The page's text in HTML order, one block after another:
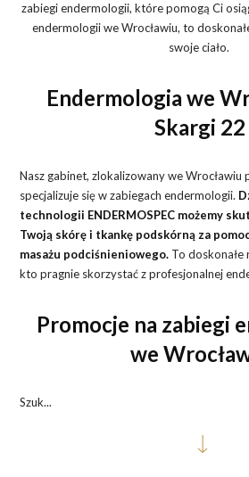
zabiegi endermologii, które pomogą Ci
endermologii we Wrocławiu, to
swoje ciało.
Endermologia we
Skargi 22
Nasz gabinet, zlokalizowany we Wrocławiu
specjalizuje się w zabiegach endermologii.
technologii ENDERMOSPEC możemy
Twoją skórę i tkankę podskórną za
masażu podciśnieniowego. To doskonałe
kto pragnie skorzystać z profesjonalnej
Promocje na zabiegi
we
Szuk...